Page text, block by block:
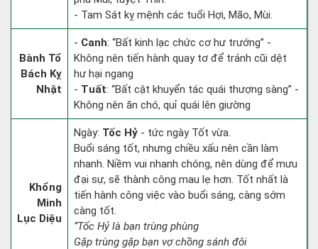
- Tam Sát kỵ mệnh các tuổi Hợi, Mão, Mùi.
Bành Tổ
Bách Kỵ
Nhật
- Canh: “Bất kinh lạc chức cơ hư trướng” -
Không nên tiến hành quay tơ để tránh cũi dệt
hư hại ngang
- Tuất: “Bất cật khuyển tác quái thượng sàng” -
Không nên ăn chó, quỉ quái lên giường
Khổng
Minh
Lục Diệu
Ngày: Tốc Hỷ - tức ngày Tốt vừa.
Buổi sáng tốt, nhưng chiều xấu nên cần làm
nhanh. Niềm vui nhanh chóng, nên dùng để mưu
đại sự, sẽ thành công mau lẹ hơn. Tốt nhất là
tiến hành công việc vào buổi sáng, càng sớm
càng tốt.
“Tốc Hỷ là bạn trùng phùng
Gặp trùng gặp bạn vợ chồng sánh đôi